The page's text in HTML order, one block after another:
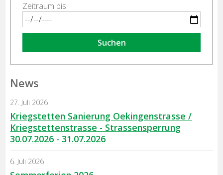
Zeitraum bis
Suchen
News
Kriegstetten Sanierung Oekingenstrasse /
Kriegstettenstrasse - Strassensperrung
30.07.2026 - 31.07.2026
27. Juli 2026
6. Juli 2026